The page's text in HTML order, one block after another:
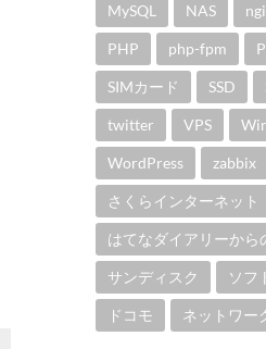
MySQL NAS
PHP php-fpm
SIMカード SSD
twitter VPS
WordPress zabbix
さくらインターネット
はてなダイアリーから
サンディスク ソフ
ドコモ ネットワー